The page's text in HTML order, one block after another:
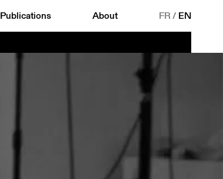
Publications About FR/ EN